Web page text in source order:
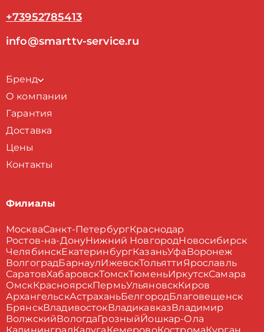
+73952785413
info@smarttv-service.ru
Бренд
О компании
Гарантия
Доставка
Цены
Контакты
Филиалы
МоскваСанкт-ПетербургКраснодар
Ростов-на-ДонуНижний НовгородНовосибирск
ЧелябинскЕкатеринбургКазаньУфа Воронеж
ВолгоградБарнаулИжевскТольяттиЯрославль
СаратовХабаровскТомскТюменьИркутскСамара
ОмскКрасноярскПермьУльяновскКиров
АрхангельскАстраханьБелгородБлаговещенск
БрянскВладивостокВладикавказВладимир
ВолжскийВологдаГрозныйЙошкар-Ола